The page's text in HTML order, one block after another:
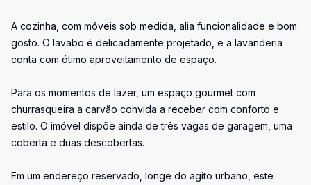
A cozinha, com móveis sob medida, alia funcionalidade e bom
gosto. O lavabo é delicadamente projetado, e a lavanderia
conta com ótimo aproveitamento de espaço.
Para os momentos de lazer, um espaço gourmet com
churrasqueira a carvão convida a receber com conforto e
estilo. O imóvel dispõe ainda de três vagas de garagem, uma
coberta e duas descobertas.
Em um endereço reservado, longe do agito urbano, este